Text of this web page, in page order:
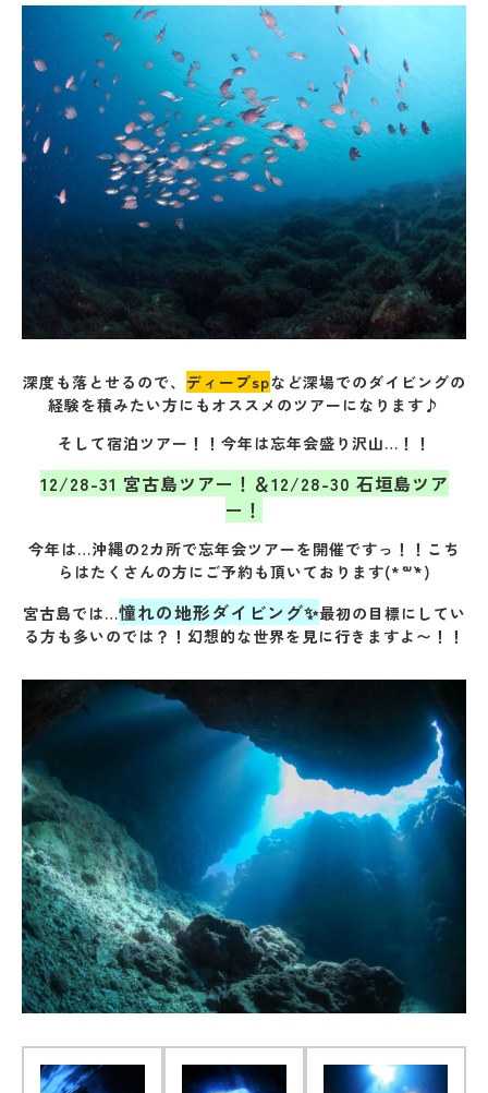
深度も落とせるので、 ディープspなど深場でのダイビングの
経験を積みたい方にもオススメのツアーになります♪
そして宿泊ツアー！！今年は忘年会盛り沢山…！！
12/28-31 宮古島ツアー！＆12/28-30 石垣島ツア
ー！
今年は…沖縄の2カ所で忘年会ツアーを開催ですっ！！こち
らはたくさんの方にご予約も頂いております(*´꒳`*)
宮古島では…憧れの地形ダイビング✨最初の目標にしてい
る方も多いのでは？！幻想的な世界を見に行きますよ〜！！